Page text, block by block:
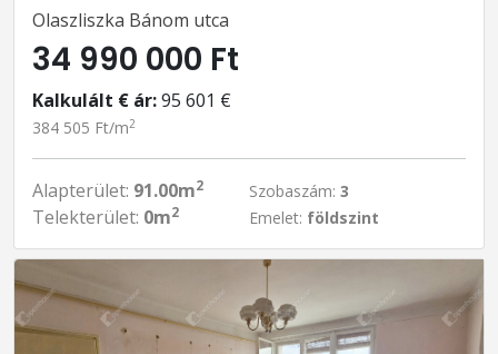
Olaszliszka Bánom utca
34 990 000 Ft
Kalkulált € ár:95 601 €
384 505 Ft/m2
Alapterület: 91.00m2
Telekterület: 0m2
Szobaszám: 3
Emelet: földszint